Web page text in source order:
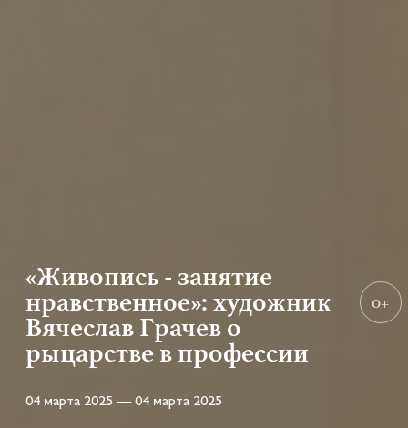
«Живопись - занятие
нравственное»: художник
Вячеслав Грачев о
рыцарстве в профессии
04 марта 2025 — 04 марта 2025
0+